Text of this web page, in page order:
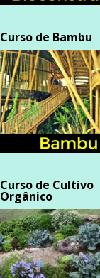
Curso de Bambu
Curso de Cultivo
Orgânico